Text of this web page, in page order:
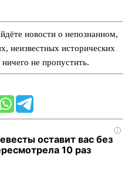
новости о непознанном,
неизвестных исторических
не пропустить.
i
оставит вас без
10 раз